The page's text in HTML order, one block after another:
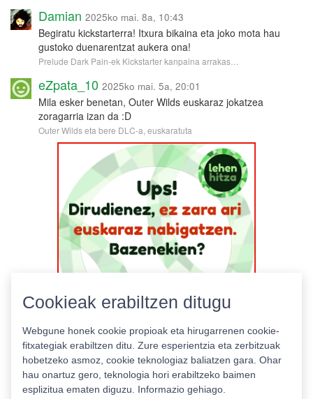
Damian 2025ko mai. 8a, 10:43
Begiratu kickstarterra! Itxura bikaina eta joko mota hau
gustoko duenarentzat aukera ona!
Prelude Dark Pain-ek Kickstarter kanpaina arrakas…
eZpata_10 2025ko mai. 5a, 20:01
Mila esker benetan, Outer Wilds euskaraz jokatzea
zoragarria izan da :D
Outer Wilds eta bere DLC-a, euskaratuta
Cookieak erabiltzen ditugu
Webgune honek cookie propioak eta hirugarrenen cookie-
fitxategiak erabiltzen ditu. Zure esperientzia eta zerbitzuak
hobetzeko asmoz, cookie teknologiaz baliatzen gara. Ohar
hau onartuz gero, teknologia hori erabiltzeko baimen
esplizitua ematen diguzu. Informazio gehiago.